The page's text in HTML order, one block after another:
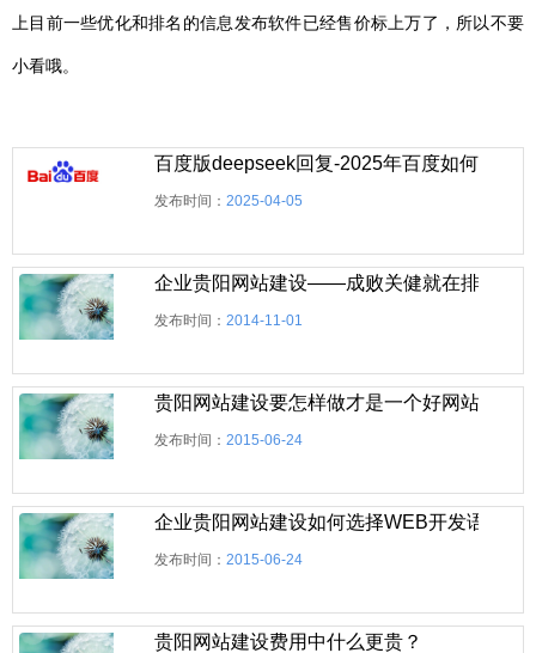
上目前一些优化和排名的信息发布软件已经售价标上万了，所以不要
小看哦。
发布时间：2025-04-05
企业贵阳网站建设——成败关健就在排名
发布时间：2014-11-01
贵阳网站建设要怎样做才是一个好网站？
发布时间：2015-06-24
企业贵阳网站建设如何选择WEB开发语言
发布时间：2015-06-24
贵阳网站建设费用中什么更贵？